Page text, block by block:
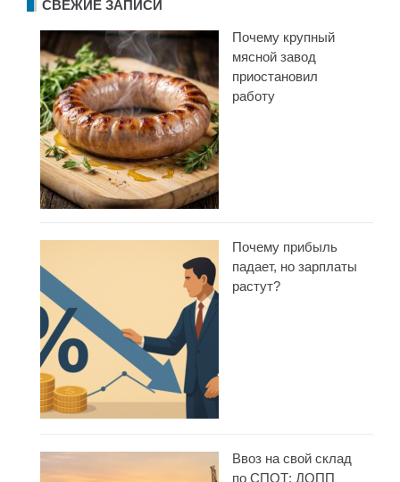
СВЕЖИЕ ЗАПИСИ
Почему крупный
мясной завод
приостановил
работу
Почему прибыль
падает, но зарплаты
растут?
Ввоз на свой склад
по СПОТ: ДОПП